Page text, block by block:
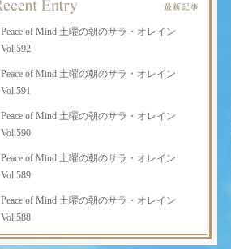
Peace of Mind 土曜の朝のサラ・オレイン
Vol.592
Peace of Mind 土曜の朝のサラ・オレイン
Vol.591
Peace of Mind 土曜の朝のサラ・オレイン
Vol.590
Peace of Mind 土曜の朝のサラ・オレイン
Vol.589
Peace of Mind 土曜の朝のサラ・オレイン
Vol.588